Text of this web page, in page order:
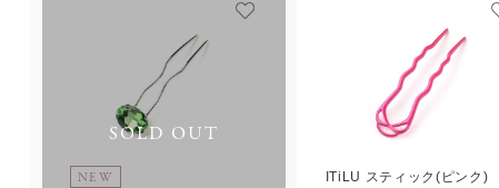
SOLD OUT
NEW ITiLU スティック(ピンク)